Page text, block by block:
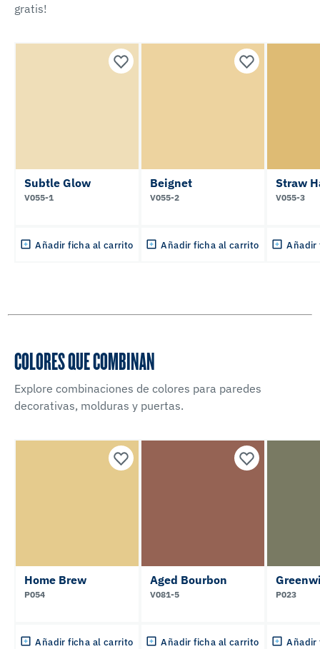
gratis!
Subtle Glow
V055-1
Añadir ficha al carrito
Beignet
V055-2
Añadir ficha al carrito
Straw
V055-3
Añadir
COLORES QUE COMBINAN
Explore combinaciones de colores para paredes
decorativas, molduras y puertas.
Home Brew
P054
Añadir ficha al carrito
Aged Bourbon
V081-5
Añadir ficha al carrito
P023
Añadir